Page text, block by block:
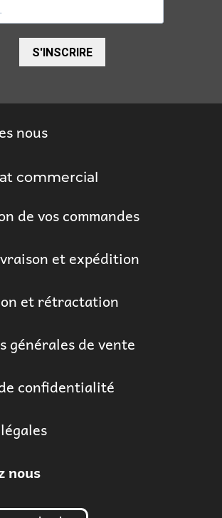
S'INSCRIRE
nous
commercial
de vos commandes
et expédition
et rétractation
générales de vente
confidentialité
nous